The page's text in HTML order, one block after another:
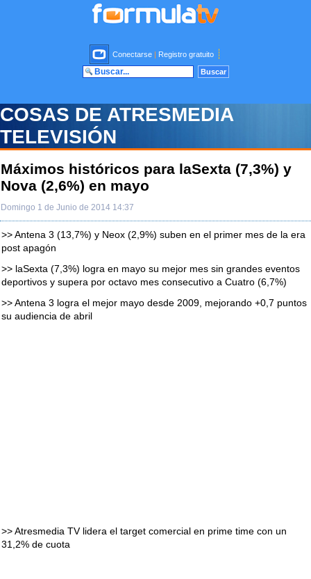
Conectarse | Registro gratuito
COSAS DE ATRESMEDIA
TELEVISIÓN
Máximos históricos para laSexta (7,3%) y
Nova (2,6%) en mayo
Domingo 1 de Junio de 2014 14:37
>> Antena 3 (13,7%) y Neox (2,9%) suben en el primer mes de la era
post apagón
>> laSexta (7,3%) logra en mayo su mejor mes sin grandes eventos
deportivos y supera por octavo mes consecutivo a Cuatro (6,7%)
>> Antena 3 logra el mejor mayo desde 2009, mejorando +0,7 puntos
su audiencia de abril
>> Atresmedia TV lidera el target comercial en prime time con un
31,2% de cuota